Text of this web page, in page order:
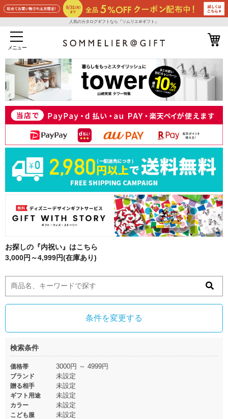
人気のカタログギフトなら『ソムリエ＠ギフト』
メニュー
お探しの『内祝い』はこちら
3,000円～4,999円(在庫あり)
条件を変更する
検索条件
価格帯 3000円 ～ 4999円
ブランド 未設定
贈る相手 未設定
ギフト用途 未設定
カラー 未設定
こども服 未設定